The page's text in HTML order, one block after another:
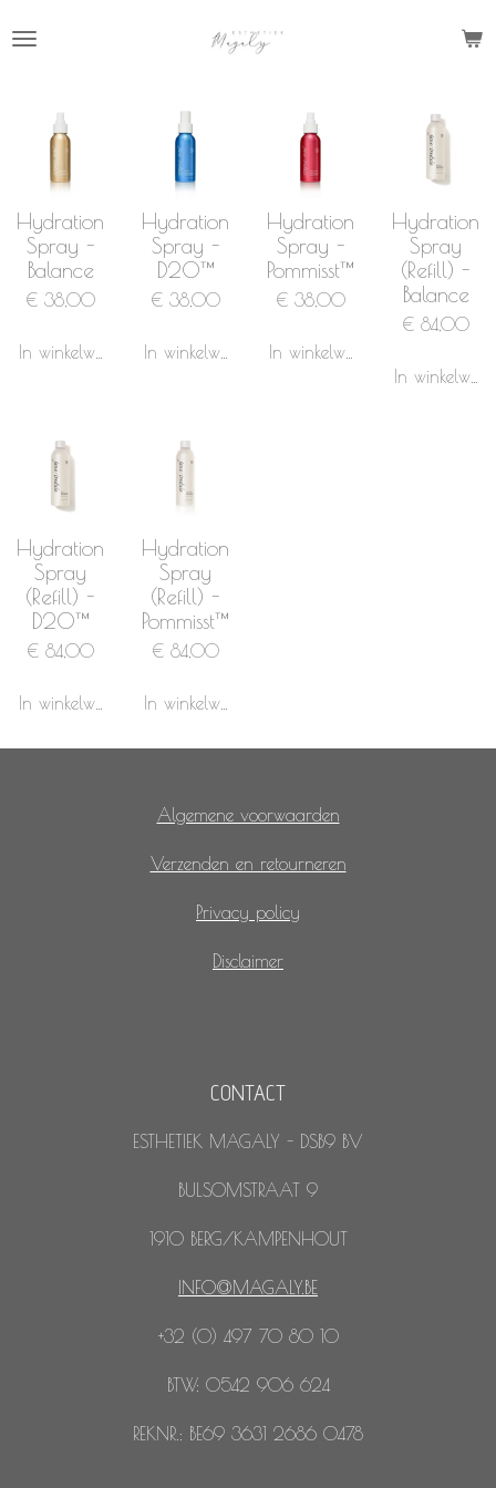
hoofdinhoud
Hydration
Spray -
Balance
€ 38,00
In winkelwagen
Hydration
Spray -
D2O™
€ 38,00
In winkelwagen
Hydration
Spray -
Pommisst™
€ 38,00
In winkelwagen
Hydration
Spray
(Refill) -
Balance
€ 84,00
In
Hydration
Spray
(Refill) -
D2O™
€ 84,00
In winkelwagen
Hydration
Spray
(Refill) -
Pommisst™
€ 84,00
In winkelwagen
Algemene voorwaarden
Verzenden en retourneren
Privacy policy
Disclaimer
CONTACT
ESTHETIEK MAGALY - DSB9 BV
BULSOMSTRAAT 9
1910 BERG/KAMPENHOUT
INFO@MAGALY.BE
+32 (0) 497 70 80 10
BTW: 0542 906 624
REKNR.: BE69 3631 2686 0478